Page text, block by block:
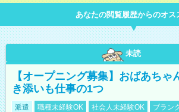
あなたの閲覧履歴からのオス
未読
【オープニング募集】おばあちゃ
き添いも仕事の1つ
派遣 職種未経験OK 社会人未経験OK
ブラン